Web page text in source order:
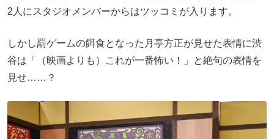
2人にスタジオメンバーからはツッコミが入ります。
しかし罰ゲームの餌食となった月亭方正が見せた表情に渋
谷は「（映画よりも）これが一番怖い！」と絶句の表情を
見せ……？